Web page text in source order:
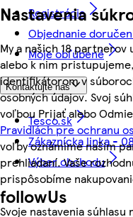
Nastavenia
My a našich 18
alebo k nim
identifikátorom v
osobných údajov. Svoj
voľbou Prijať alebo
Pravidlách pre ochranu
voľby oznámime našim
prehliadaní. Vaše
prispôsobíme
Svoje nastavenia
Registrácia
Objednanie
Moje obľúbené
Kontaktujte nás
Tesco.sk
Zákaznícka linka -
Výber obchodu
followUs